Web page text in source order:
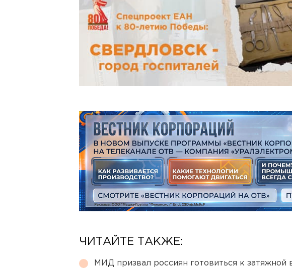
ЧИТАЙТЕ ТАКЖЕ:
МИД призвал россиян готовиться к затяжной